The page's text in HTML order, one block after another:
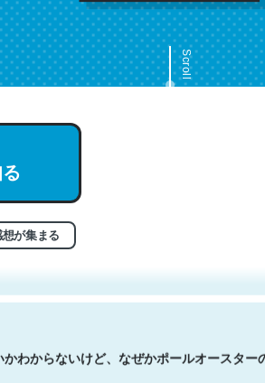
Scroll
が集まる
とてもクレバーなんだろうなと凄く思う。
はこの流れ好き。Let’s Fucking Go. Then
じられるかい？ by ラーズ・ヌートバー
かわからないけど、なぜかポールオースター